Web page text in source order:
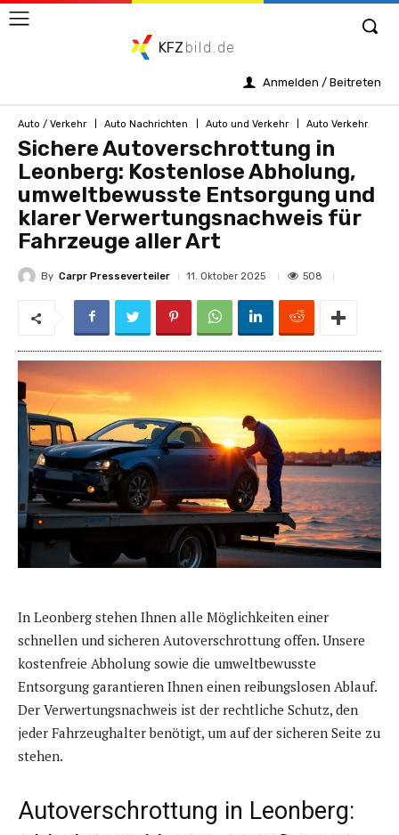
KFZ bild.de
Anmelden / Beitreten
Auto / Verkehr Auto Nachrichten Auto und Verkehr Auto Verkehr
Sichere Autoverschrottung in
Leonberg: Kostenlose Abholung,
umweltbewusste Entsorgung und
klarer Verwertungsnachweis für
Fahrzeuge aller Art
By Carpr Presseverteiler 11. Oktober 2025 508
In Leonberg stehen Ihnen alle Möglichkeiten einer
schnellen und sicheren Autoverschrottung offen. Unsere
kostenfreie Abholung sowie die umweltbewusste
Entsorgung garantieren Ihnen einen reibungslosen Ablauf.
Der Verwertungsnachweis ist der rechtliche Schutz, den
jeder Fahrzeughalter benötigt, um auf der sicheren Seite zu
stehen.
Autoverschrottung in Leonberg: